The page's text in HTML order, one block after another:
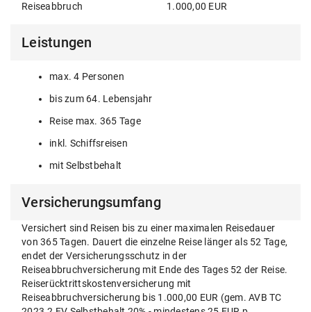
Reiseabbruch 1.000,00 EUR
Leistungen
max. 4 Personen
bis zum 64. Lebensjahr
Reise max. 365 Tage
inkl. Schiffsreisen
mit Selbstbehalt
Versicherungsumfang
Versichert sind Reisen bis zu einer maximalen Reisedauer
von 365 Tagen. Dauert die einzelne Reise länger als 52 Tage,
endet der Versicherungsschutz in der
Reiseabbruchversicherung mit Ende des Tages 52 der Reise.
Reiserücktrittskostenversicherung mit
Reiseabbruchversicherung bis 1.000,00 EUR (gem. AVB TC